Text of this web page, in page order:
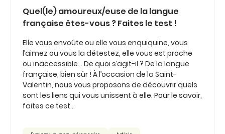
Quel(le) amoureux/euse de la langue
française êtes-vous ? Faites le test !
Elle vous envoûte ou elle vous enquiquine, vous
l’aimez ou vous la détestez, elle vous est proche
ou inaccessible... De quoi s’agit-il ? De la langue
française, bien sûr ! À l’occasion de la Saint-
Valentin, nous vous proposons de découvrir quels
sont les liens qui vous unissent à elle. Pour le savoir,
faites ce test...